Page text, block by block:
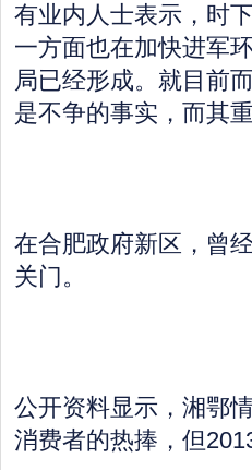
有业内人士表示，时
一方面也在加快进军
局已经形成。就目前
是不争的事实，而其
在合肥政府新区，曾
关门。
公开资料显示，湘鄂
消费者的热捧，但